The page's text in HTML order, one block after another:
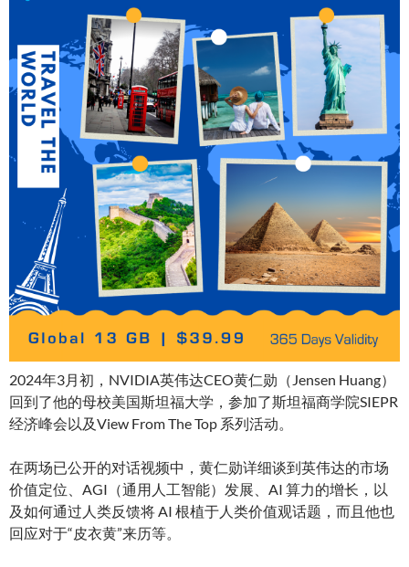
2024年3月初，NVIDIA英伟达CEO黄仁勋（Jensen Huang）
回到了他的母校美国斯坦福大学，参加了斯坦福商学院SIEPR
经济峰会以及View From The Top 系列活动。
在两场已公开的对话视频中，黄仁勋详细谈到英伟达的市场
价值定位、AGI（通用人工智能）发展、AI 算力的增长，以
及如何通过人类反馈将 AI 根植于人类价值观话题，而且他也
回应对于“皮衣黄”来历等。